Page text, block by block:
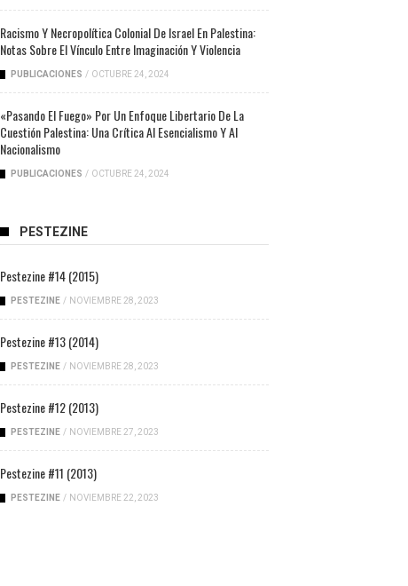
Racismo Y Necropolítica Colonial De Israel En Palestina:
Notas Sobre El Vínculo Entre Imaginación Y Violencia
PUBLICACIONES / OCTUBRE 24, 2024
«Pasando El Fuego» Por Un Enfoque Libertario De La
Cuestión Palestina: Una Crítica Al Esencialismo Y Al
Nacionalismo
PUBLICACIONES / OCTUBRE 24, 2024
PESTEZINE
Pestezine #14 (2015)
PESTEZINE / NOVIEMBRE 28, 2023
Pestezine #13 (2014)
PESTEZINE / NOVIEMBRE 28, 2023
Pestezine #12 (2013)
PESTEZINE / NOVIEMBRE 27, 2023
Pestezine #11 (2013)
PESTEZINE / NOVIEMBRE 22, 2023